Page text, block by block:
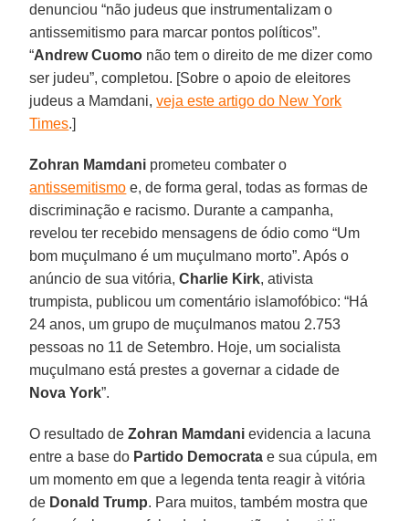
denunciou “não judeus que instrumentalizam o
antissemitismo para marcar pontos políticos”.
“Andrew Cuomo não tem o direito de me dizer como
ser judeu”, completou. [Sobre o apoio de eleitores
judeus a Mamdani,veja este artigo do New York
Times.]
Zohran Mamdani prometeu combater o
antissemitismo e, de forma geral, todas as formas de
discriminação e racismo. Durante a campanha,
revelou ter recebido mensagens de ódio como “Um
bom muçulmano é um muçulmano morto”. Após o
anúncio de sua vitória,Charlie Kirk, ativista
trumpista, publicou um comentário islamofóbico: “Há
24 anos, um grupo de muçulmanos matou 2.753
pessoas no 11 de Setembro. Hoje, um socialista
muçulmano está prestes a governar a cidade de
Nova York”.
O resultado deZohran Mamdani evidencia a lacuna
entre a base do Partido Democrata e sua cúpula, em
um momento em que a legenda tenta reagir à vitória
de Donald Trump. Para muitos, também mostra que